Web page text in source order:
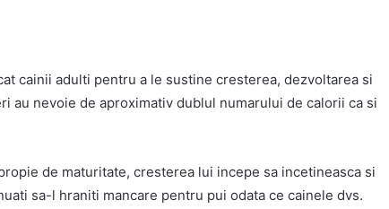
cainii adulti pentru a le sustine cresterea, dezvoltarea si
au nevoie de aproximativ dublul numarului de calorii ca si
de maturitate, cresterea lui incepe sa incetineasca si
sa-l hraniti mancare pentru pui odata ce cainele dvs.